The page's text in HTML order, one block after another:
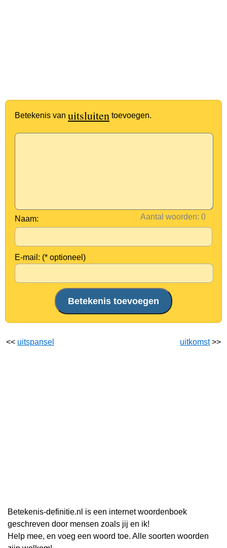
Betekenis van uitsluiten toevoegen.
Aantal woorden:
Naam:
E-mail: (* optioneel)
<< uitspansel uitkomst>>
Betekenis-definitie.nl is een internet woordenboek
geschreven door mensen zoals jij en ik!
Help mee, en voeg een woord toe. Alle soorten woorden